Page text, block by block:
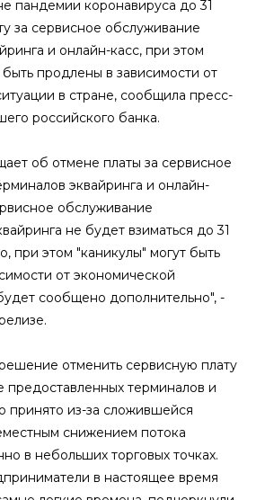
пандемии коронавируса до 31
за сервисное обслуживание
и онлайн-касс, при этом
быть продлены в зависимости от
в стране, сообщила пресс-
российского банка.
об отмене платы за сервисное
эквайринга и онлайн-
обслуживание
не будет взиматься до 31
при этом "каникулы" могут быть
от экономической
сообщено дополнительно", -
отменить сервисную плату
предоставленных терминалов и
принято из-за сложившейся
снижением потока
в небольших торговых точках.
в настоящее время